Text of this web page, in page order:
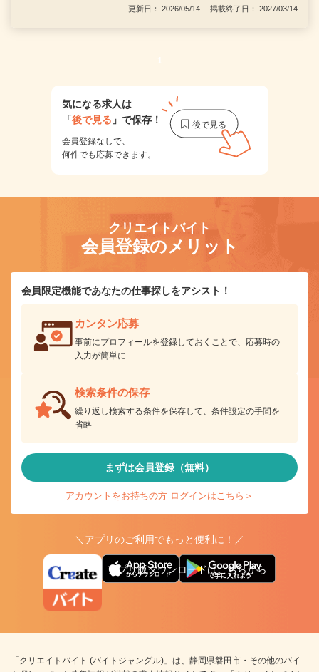
更新日： 2026/05/14 掲載終了日： 2027/03/14
1
気になる求人は
「後で見る 」で保存！
会員登録なしで、
何件でも応募できます。
クリエイトバイト
会員登録のメリット
会員限定機能であなたの仕事探しをアシスト！
カンタン応募
事前にプロフィールを登録しておくことで、応募時の
入力が簡単に
検索条件の保存
繰り返し検索する条件を保存して、条件設定の手間を
省略
まずは会員登録（無料）
アカウントをお持ちの方 ログインはこちら＞
＼アプリのご利用でもっと便利に！／
アプリ版ダウンロードはこちらから
「クリエイトバイト (バイトジャングル)」は、静岡県磐田市・その他のバイ